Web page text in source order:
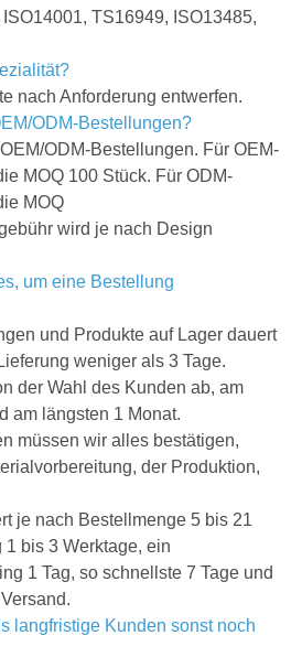
TS16949, ISO13485,
nach Anforderung entwerfen.
ODM-Bestellungen?
ODM-Bestellungen. Für OEM-
MOQ 100 Stück. Für ODM-
MOQ
wird je nach Design
um eine Bestellung
und Produkte auf Lager dauert
weniger als 3 Tage.
der Wahl des Kunden ab, am
am längsten 1 Monat.
müssen wir alles bestätigen,
der Produktion,
je nach Bestellmenge 5 bis 21
bis 3 Werktage, ein
1 Tag, so schnellste 7 Tage und
langfristige Kunden sonst noch